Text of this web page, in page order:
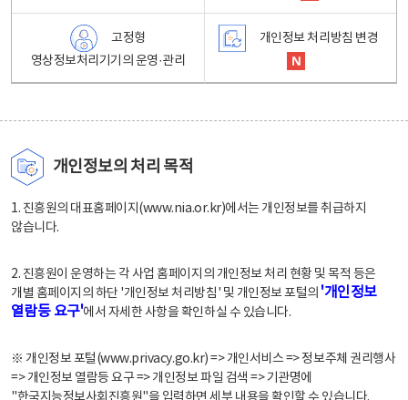
고정형
영상정보처리기기의 운영·관리
개인정보 처리방침 변경
개인정보의 처리 목적
1. 진흥원의 대표홈페이지(www.nia.or.kr)에서는 개인정보를 취급하지
않습니다.
2. 진흥원이 운영하는 각 사업 홈페이지의 개인정보 처리 현황 및 목적 등은
개별 홈페이지의 하단 '개인정보 처리방침' 및 개인정보 포털의 '개인정보
열람등 요구'에서 자세한 사항을 확인하실 수 있습니다.
※ 개인정보 포털(www.privacy.go.kr) => 개인서비스 => 정보주체 권리행사
=> 개인정보 열람등 요구 => 개인정보 파일 검색 => 기관명에